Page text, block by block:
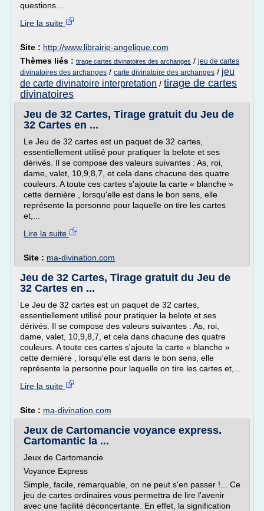
questions...
Lire la suite
Site : http://www.librairie-angelique.com
Thèmes liés : tirage cartes divinatoires des archanges / jeu de cartes
divinatoires des archanges / carte divinatoire des archanges / jeu
de carte divinatoire interpretation / tirage de cartes
divinatoires
Jeu de 32 Cartes, Tirage gratuit du Jeu de
32 Cartes en ...
Le Jeu de 32 cartes est un paquet de 32 cartes,
essentiellement utilisé pour pratiquer la belote et ses
dérivés. Il se compose des valeurs suivantes : As, roi,
dame, valet, 10,9,8,7, et cela dans chacune des quatre
couleurs. A toute ces cartes s'ajoute la carte « blanche »
cette dernière , lorsqu'elle est dans le bon sens, elle
représente la personne pour laquelle on tire les cartes
et,...
Lire la suite
Site : ma-divination.com
Jeu de 32 Cartes, Tirage gratuit du Jeu de
32 Cartes en ...
Le Jeu de 32 cartes est un paquet de 32 cartes,
essentiellement utilisé pour pratiquer la belote et ses
dérivés. Il se compose des valeurs suivantes : As, roi,
dame, valet, 10,9,8,7, et cela dans chacune des quatre
couleurs. A toute ces cartes s'ajoute la carte « blanche »
cette dernière , lorsqu'elle est dans le bon sens, elle
représente la personne pour laquelle on tire les cartes et,...
Lire la suite
Site : ma-divination.com
Jeux de Cartomancie voyance express.
Cartomantic la ...
Jeux de Cartomancie
Voyance Express
Simple, facile, remarquable, on ne peut s'en passer !... Ce
jeu de cartes ordinaires vous permettra de lire l'avenir
avec une facilité déconcertante. En effet, la signification